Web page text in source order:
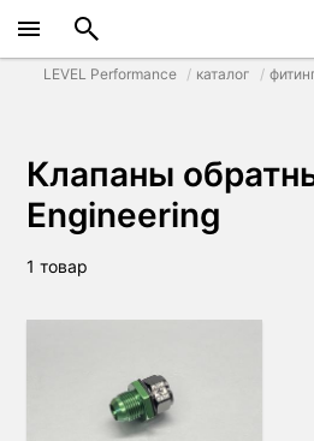
LEVEL Performance каталог
Клапаны
Engineering
1 товар